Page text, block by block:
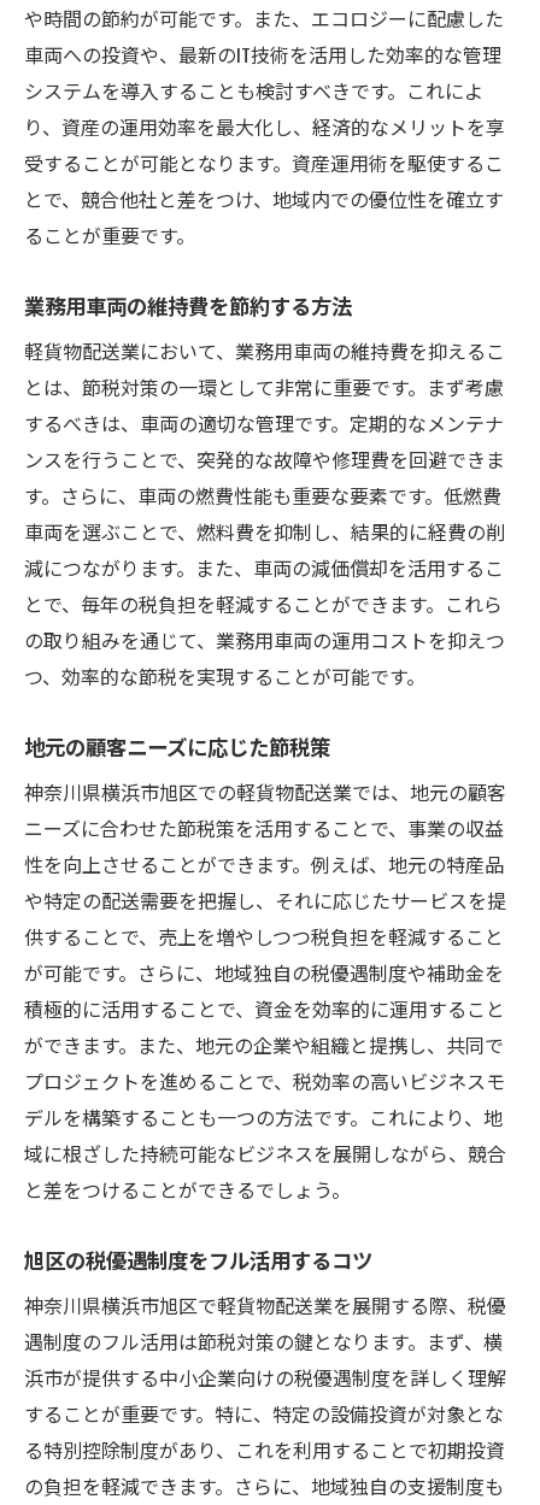
や時間の節約が可能です。また、エコロジーに配慮した
車両への投資や、最新のIT技術を活用した効率的な管理
システムを導入することも検討すべきです。これによ
り、資産の運用効率を最大化し、経済的なメリットを享
受することが可能となります。資産運用術を駆使するこ
とで、競合他社と差をつけ、地域内での優位性を確立す
ることが重要です。
業務用車両の維持費を節約する方法
軽貨物配送業において、業務用車両の維持費を抑えるこ
とは、節税対策の一環として非常に重要です。まず考慮
するべきは、車両の適切な管理です。定期的なメンテナ
ンスを行うことで、突発的な故障や修理費を回避できま
す。さらに、車両の燃費性能も重要な要素です。低燃費
車両を選ぶことで、燃料費を抑制し、結果的に経費の削
減につながります。また、車両の減価償却を活用するこ
とで、毎年の税負担を軽減することができます。これら
の取り組みを通じて、業務用車両の運用コストを抑えつ
つ、効率的な節税を実現することが可能です。
地元の顧客ニーズに応じた節税策
神奈川県横浜市旭区での軽貨物配送業では、地元の顧客
ニーズに合わせた節税策を活用することで、事業の収益
性を向上させることができます。例えば、地元の特産品
や特定の配送需要を把握し、それに応じたサービスを提
供することで、売上を増やしつつ税負担を軽減すること
が可能です。さらに、地域独自の税優遇制度や補助金を
積極的に活用することで、資金を効率的に運用すること
ができます。また、地元の企業や組織と提携し、共同で
プロジェクトを進めることで、税効率の高いビジネスモ
デルを構築することも一つの方法です。これにより、地
域に根ざした持続可能なビジネスを展開しながら、競合
と差をつけることができるでしょう。
旭区の税優遇制度をフル活用するコツ
神奈川県横浜市旭区で軽貨物配送業を展開する際、税優
遇制度のフル活用は節税対策の鍵となります。まず、横
浜市が提供する中小企業向けの税優遇制度を詳しく理解
することが重要です。特に、特定の設備投資が対象とな
る特別控除制度があり、これを利用することで初期投資
の負担を軽減できます。さらに、地域独自の支援制度も